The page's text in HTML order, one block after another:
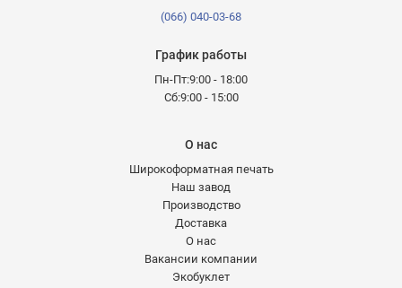
(066) 040-03-68
График работы
Пн-Пт:9:00 - 18:00
Сб:9:00 - 15:00
О нас
Широкоформатная печать
Наш завод
Производство
Доставка
О нас
Вакансии компании
Экобуклет